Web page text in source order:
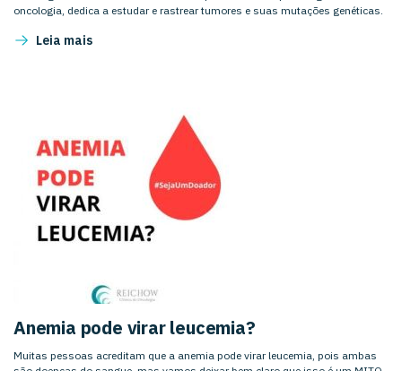
oncologia, dedica a estudar e rastrear tumores e suas mutações genéticas.
Leia mais
Anemia pode virar leucemia?
Muitas pessoas acreditam que a anemia pode virar leucemia, pois ambas